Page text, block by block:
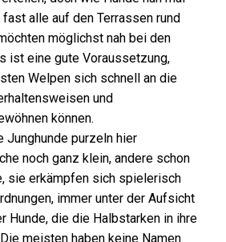
alle auf den Terrassen rund
möglichst nah bei den
ist eine gute Voraussetzung,
Welpen sich schnell an die
und
können.
Junghunde purzeln hier
noch ganz klein, andere schon
sie erkämpfen sich spielerisch
immer unter der Aufsicht
Hunde, die die Halbstarken in ihre
meisten haben keine Namen.